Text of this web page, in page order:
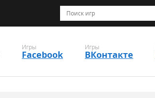
Игры
Facebook
Игры
ВКонтакте